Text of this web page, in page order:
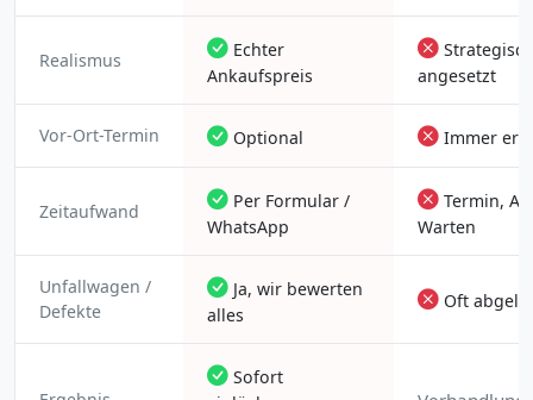
Realismus
Echter
Ankaufspreis
angesetzt
Vor-Ort-Termin Optional Immer
Zeitaufwand
Per Formular /
WhatsApp
Termin,
Warten
Unfallwagen /
Defekte
Ja, wir bewerten
alles
Oft
Sofort